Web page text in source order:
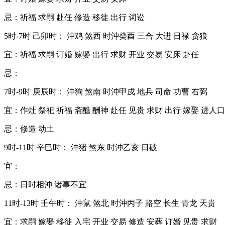
忌：祈福 求嗣 赴任 修造 移徙 出行 词讼
5时-7时 己卯时： 沖鸡 煞西 时沖癸酉 三合 大进 日禄 贪狼
宜：祈福 求嗣 订婚 嫁娶 出行 求财 开业 交易 安床 赴任
忌：
7时-9时 庚辰时： 沖狗 煞南 时沖甲戍 地兵 司命 功曹 右弼
宜：作灶 祭祀 祈福 斋醮 酬神 赴任 见贵 求财 出行 嫁娶 进人
忌：修造 动土
9时-11时 辛巳时： 沖猪 煞东 时沖乙亥 日破
宜：
忌：日时相沖 诸事不宜
11时-13时 壬午时： 沖鼠 煞北 时沖丙子 路空 长生 青龙 天贵
宜：求嗣 嫁娶 移徙 入宅 开业 交易 修造 安葬 订婚 见贵 求财